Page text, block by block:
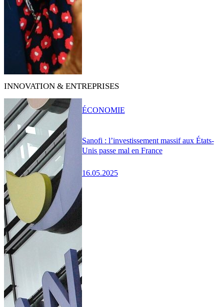
INNOVATION & ENTREPRISES
Sanofi : l’investissement massif aux États-
Unis passe mal en France
16.05.2025
ÉCONOMIE